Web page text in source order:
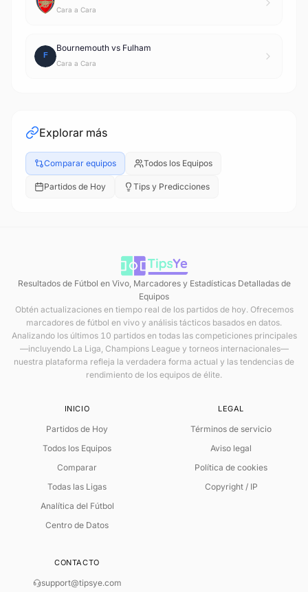
Cara a Cara
Bournemouth vs Fulham
Cara a Cara
Explorar más
Comparar equipos Todos los Equipos
Partidos de Hoy Tips y Predicciones
Resultados de Fútbol en Vivo, Marcadores y Estadísticas Detalladas de
Equipos
Obtén actualizaciones en tiempo real de los partidos de hoy. Ofrecemos
marcadores de fútbol en vivo y análisis tácticos basados en datos.
Analizando los últimos 10 partidos en todas las competiciones principales
—incluyendo La Liga, Champions League y torneos internacionales—
nuestra plataforma refleja la verdadera forma actual y las tendencias de
rendimiento de los equipos de élite.
INICIO
Partidos de Hoy
Todos los Equipos
Comparar
Todas las Ligas
Analítica del Fútbol
Centro de Datos
LEGAL
Términos de servicio
Aviso legal
Política de cookies
Copyright / IP
CONTACTO
support@tipsye.com